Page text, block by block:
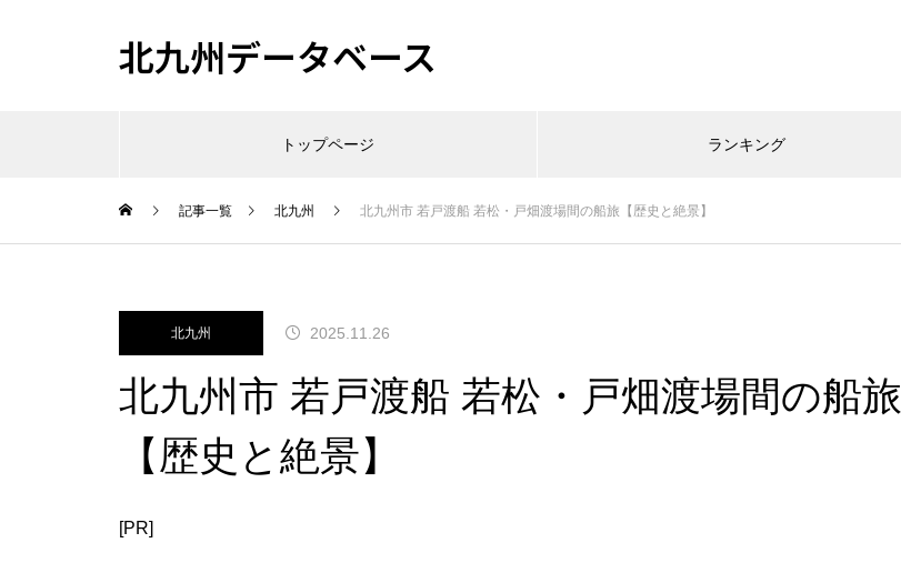
北九州データベース
トップページ ランキング
記事一覧 北九州 北九州市 若戸渡船 若松・戸畑渡場間の船旅【歴史と絶景】
北九州 2025.11.26
北九州市 若戸渡船 若松・戸畑渡場間の船旅
【歴史と絶景】
[PR]